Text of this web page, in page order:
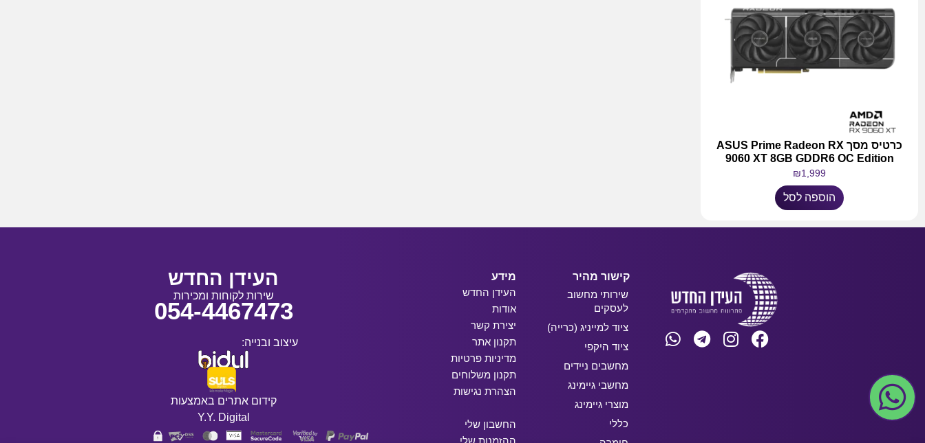
כרטיס מסך ASUS Prime Radeon RX
9060 XT 8GB GDDR6 OC Edition
₪1,999
הוספה לסל
קישור מהיר
שירותי מחשוב
לעסקים
ציוד למייניג (כרייה)
ציוד היקפי
מחשבים ניידים
מחשבי גיימינג
מוצרי גיימינג
כללי
מידע
העידן החדש
אודות
יצירת קשר
תקנון אתר
מדיניות פרטיות
תקנון משלוחים
הצהרת נגישות
החשבון שלי
העידן החדש
שירות לקוחות ומכירות
054-4467473
עיצוב ובנייה:
קידום אתרים באמצעות
Y.Y. Digital